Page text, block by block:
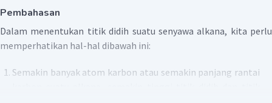
Pembahasan
Dalam menentukan titik didih suatu senyawa alkana, kita perlu
memperhatikan hal-hal dibawah ini:
Semakin banyak atom karbon atau semakin panjang rantai